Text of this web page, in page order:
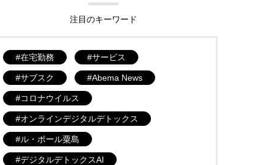
注目のキーワード
在宅勤務 サービス
サブスク Abema News
コロナウイルス
オンラインデジタルデトックス
ル・ポール粟島
デジタルデトックスAI